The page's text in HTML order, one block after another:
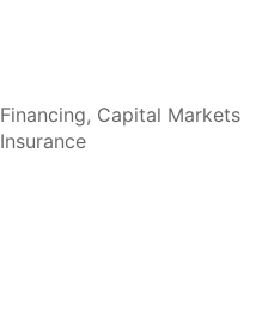
Financing, Capital Markets
Insurance